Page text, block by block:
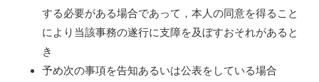
する必要がある場合であって，本人の同意を得ること
により当該事務の遂行に支障を及ぼすおそれがあると
き
予め次の事項を告知あるいは公表をしている場合